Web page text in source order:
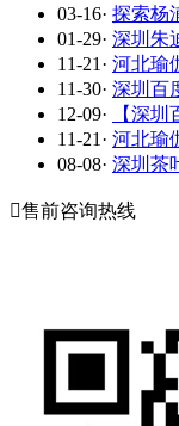
03-16· 探索杨
01-29· 深圳朱
11-21 · 河北瑜
11-30· 深圳百
12-09·
【深
11-21 · 河北瑜
08-08· 深圳茶
售前咨询热线